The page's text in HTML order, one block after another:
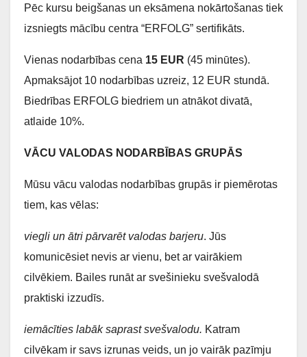
Pēc kursu beigšanas un eksāmena nokārtošanas tiek
izsniegts mācību centra “ERFOLG” sertifikāts.
Vienas nodarbības cena 15 EUR (45 minūtes).
Apmaksājot 10 nodarbības uzreiz, 12 EUR stundā.
Biedrības ERFOLG biedriem un atnākot divatā,
atlaide 10%.
VĀCU VALODAS NODARBĪBAS GRUPĀS
Mūsu vācu valodas nodarbības grupās ir piemērotas
tiem, kas vēlas:
viegli un ātri pārvarēt valodas barjeru. Jūs
komunicēsiet nevis ar vienu, bet ar vairākiem
cilvēkiem. Bailes runāt ar svešinieku svešvalodā
praktiski izzudīs.
iemācīties labāk saprast svešvalodu. Katram
cilvēkam ir savs izrunas veids, un jo vairāk pazīmju